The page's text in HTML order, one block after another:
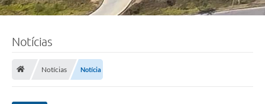
Notícias
Notícias Notícia
t
o